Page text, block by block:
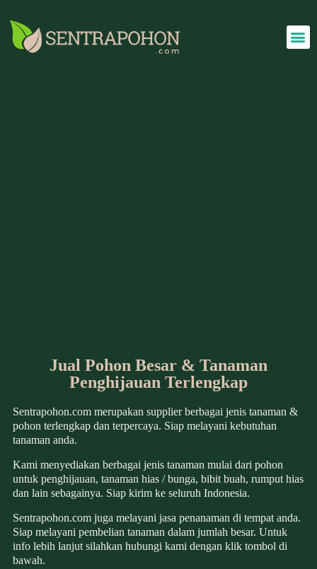
Jual Pohon Besar & Tanaman
Penghijauan Terlengkap
Sentrapohon.com merupakan supplier berbagai jenis tanaman &
pohon terlengkap dan terpercaya. Siap melayani kebutuhan
tanaman anda.
Kami menyediakan berbagai jenis tanaman mulai dari pohon
untuk penghijauan, tanaman hias / bunga, bibit buah, rumput hias
dan lain sebagainya. Siap kirim ke seluruh Indonesia.
Sentrapohon.com juga melayani jasa penanaman di tempat anda.
Siap melayani pembelian tanaman dalam jumlah besar. Untuk
info lebih lanjut silahkan hubungi kami dengan klik tombol di
bawah.